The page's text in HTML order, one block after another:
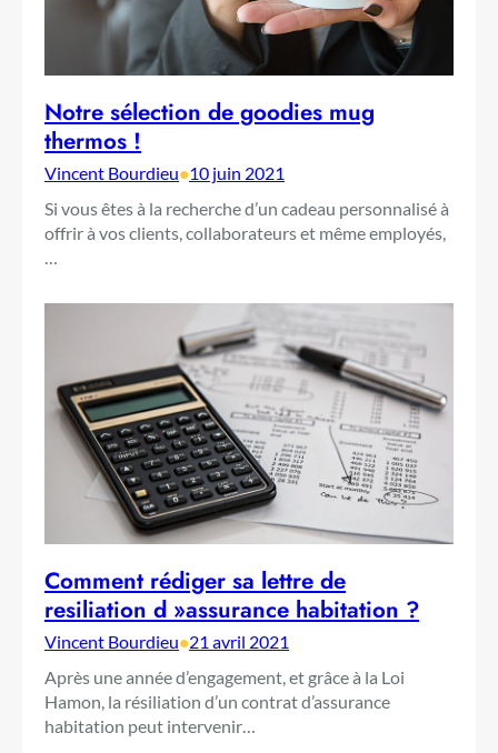
Notre sélection de goodies mug
thermos !
Vincent Bourdieu•10 juin 2021
Si vous êtes à la recherche d’un cadeau personnalisé à
offrir à vos clients, collaborateurs et même employés,
…
Comment rédiger sa lettre de
resiliation d »assurance habitation ?
Vincent Bourdieu•21 avril 2021
Après une année d’engagement, et grâce à la Loi
Hamon, la résiliation d’un contrat d’assurance
habitation peut intervenir…